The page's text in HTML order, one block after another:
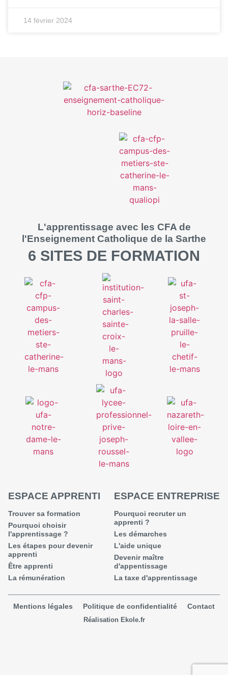
14 février 2024
L'apprentissage avec les CFA de
l'Enseignement Catholique de la Sarthe
6 SITES DE FORMATION
ESPACE APPRENTI
Trouver sa formation
Pourquoi choisir
l'apprentissage ?
Les étapes pour devenir
apprenti
Être apprenti
La rémunération
ESPACE ENTREPRISE
Pourquoi recruter un
apprenti ?
Les démarches
L'aide unique
Devenir maître
d'appentissage
La taxe d'apprentissage
Mentions légales Politique de confidentialité
Contact
Réalisation Ekole.fr